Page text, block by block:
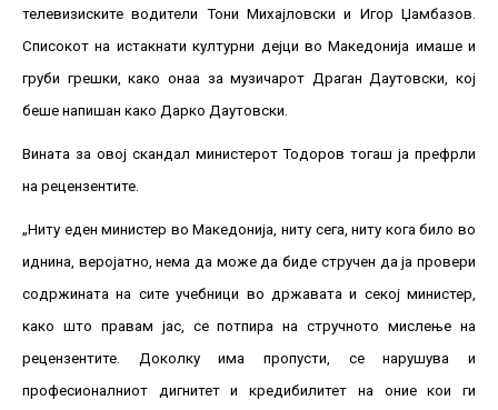
телевизиските водители Тони Михајловски и Игор Џамбазов.
Списокот на истакнати културни дејци во Македонија имаше и
груби грешки, како онаа за музичарот Драган Даутовски, кој
беше напишан како Дарко Даутовски.
Вината за овој скандал министерот Тодоров тогаш ја префрли
на рецензентите.
„Ниту еден министер во Македонија, ниту сега, ниту кога било во
иднина, веројатно, нема да може да биде стручен да ја провери
содржината на сите учебници во државата и секој министер,
како што правам јас, се потпира на стручното мислење на
рецензентите. Доколку има пропусти, се нарушува и
професионалниот дигнитет и кредибилитет на оние кои ги